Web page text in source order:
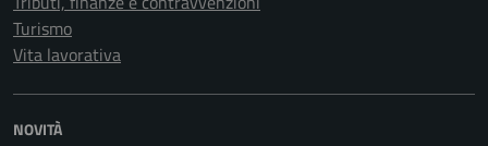
Turismo
Vita lavorativa
NOVITÀ